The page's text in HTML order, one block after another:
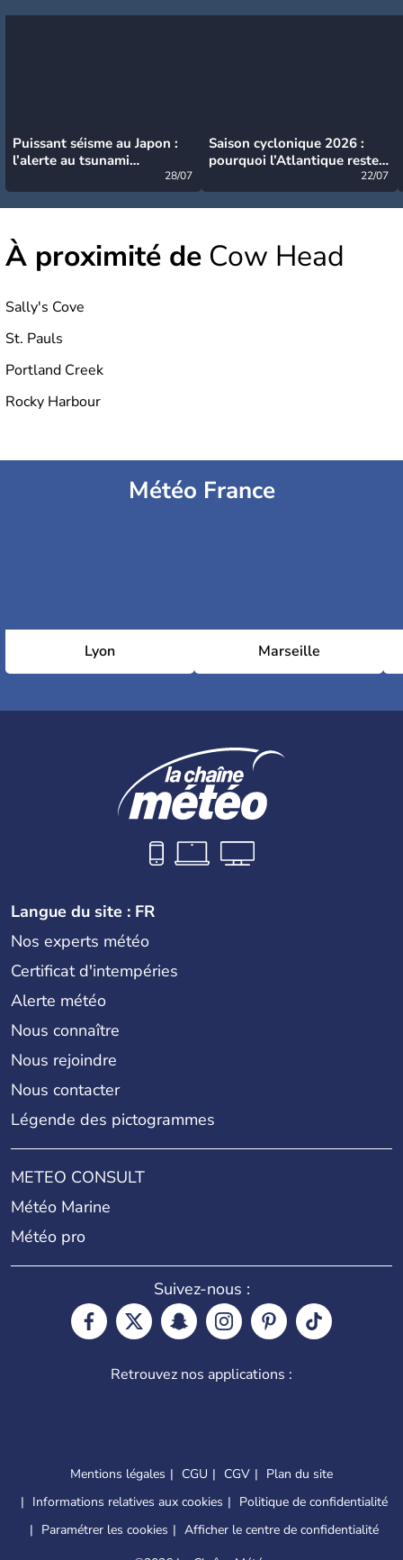
Puissant séisme au Japon :
l’alerte au tsunami
28/07
Saison cyclonique 2026 :
pourquoi l’Atlantique reste
22/07
À proximité de Cow Head
Sally's Cove
St. Pauls
Portland Creek
Rocky Harbour
Météo France
Lyon Marseille
Langue du site : FR
Nos experts météo
Certificat d'intempéries
Alerte météo
Nous connaître
Nous rejoindre
Nous contacter
Légende des pictogrammes
METEO CONSULT
Météo Marine
Météo pro
Suivez-nous :
Retrouvez nos applications :
Mentions légales CGU CGV
Plan du site
Informations relatives aux cookies
Politique de confidentialité
Paramétrer les cookies
Afficher le centre de confidentialité